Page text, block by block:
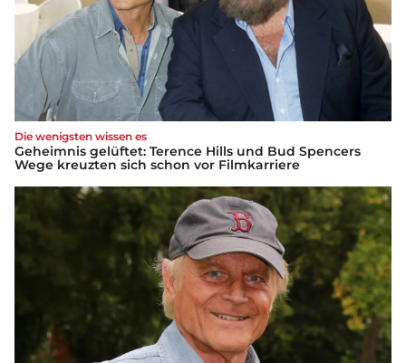
Die wenigsten wissen es
Geheimnis gelüftet: Terence Hills und Bud Spencers
Wege kreuzten sich schon vor Filmkarriere